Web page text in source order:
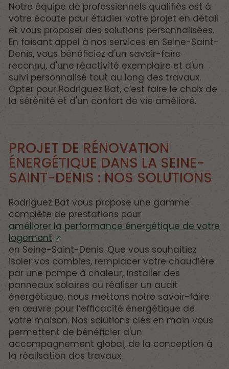
Notre équipe de professionnels qualifiés est à
votre écoute pour étudier votre projet en détail
et vous proposer des solutions personnalisées.
En faisant appel à nos services en Seine-Saint-
Denis, vous bénéficiez d'un savoir-faire
reconnu, d'une réactivité exemplaire et d'un
suivi personnalisé tout au long des travaux.
Opter pour Rodriguez Bat, c'est faire le choix de
la sérénité et d'un confort de vie amélioré.
PROJET DE RÉNOVATION
ÉNERGÉTIQUE DANS LA SEINE-
SAINT-DENIS : NOS SOLUTIONS
Rodriguez Bat vous propose une gamme
complète de prestations pour
améliorer la performance énergétique de votre
logement
en Seine-Saint-Denis. Que vous souhaitiez
isoler vos combles, remplacer votre chaudière
par une pompe à chaleur, installer des
panneaux solaires ou réaliser un audit
énergétique, nous mettons notre savoir-faire
en œuvre pour l’efficacité énergétique de
votre maison. Nos solutions clés en main vous
permettent de bénéficier d'un
accompagnement global, de la conception à
la réalisation des travaux.